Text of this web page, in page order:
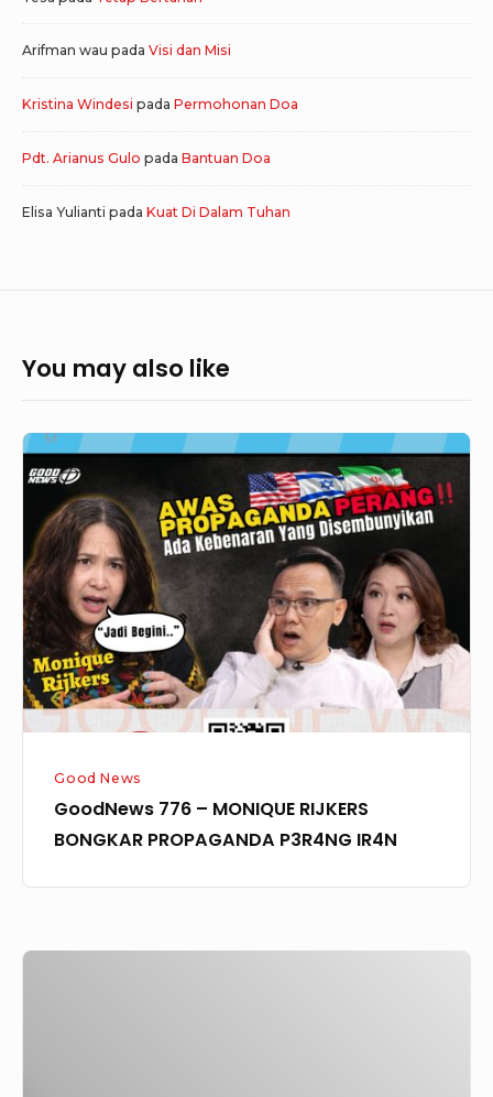
Arifman wau pada Visi dan Misi
Kristina Windesi pada Permohonan Doa
Pdt. Arianus Gulo pada Bantuan Doa
Elisa Yulianti pada Kuat Di Dalam Tuhan
You may also like
GoodNews
776
MONIQUE
RIJKERS
BONGKAR
PROPAGANDA
P3R4NG
IR4N
Good News
GoodNews 776 – MONIQUE RIJKERS
BONGKAR PROPAGANDA P3R4NG IR4N